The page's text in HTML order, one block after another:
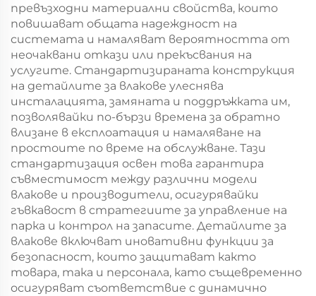
превъзходни материални свойства, които
повишават общата надеждност на
системата и намаляват вероятността от
неочаквани откази или прекъсвания на
услугите. Стандартизираната конструкция
на детайлите за влакове улеснява
инсталацията, замяната и поддръжката им,
позволявайки по-бързи времена за обратно
влизане в експлоатация и намаляване на
простоите по време на обслужване. Тази
стандартизация освен това гарантира
съвместимост между различни модели
влакове и производители, осигурявайки
гъвкавост в стратегиите за управление на
парка и контрол на запасите. Детайлите за
влакове включват иновативни функции за
безопасност, които защитават както
товара, така и персонала, като същевременно
осигуряват съответствие с динамично